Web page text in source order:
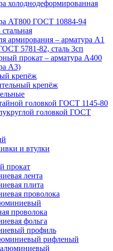
холоднодеформированная
АТ800 ГОСТ 10884-94
армирования – арматура А1
5781-82, сталь 3сп
прокат – арматура А400
А3)
крепёж
крепёж
головкой ГОСТ 1145-80
головкой ГОСТ
и втулки
прокат
лента
плита
проволока
проволока
фольга
профиль
рифленый